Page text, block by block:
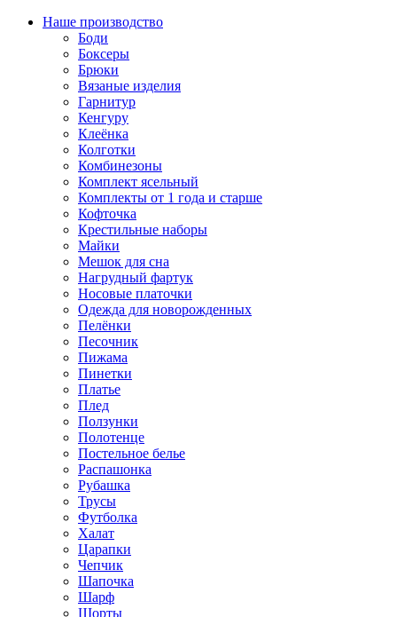
Наше производство
Боди
Боксеры
Брюки
Вязаные изделия
Гарнитур
Кенгуру
Клеёнка
Колготки
Комбинезоны
Комплект ясельный
Комплекты от 1 года и старше
Кофточка
Крестильные наборы
Майки
Мешок для сна
Нагрудный фартук
Носовые платочки
Одежда для новорожденных
Пелёнки
Песочник
Пижама
Пинетки
Платье
Плед
Ползунки
Полотенце
Постельное белье
Распашонка
Рубашка
Трусы
Футболка
Халат
Царапки
Чепчик
Шапочка
Шарф
Шорты